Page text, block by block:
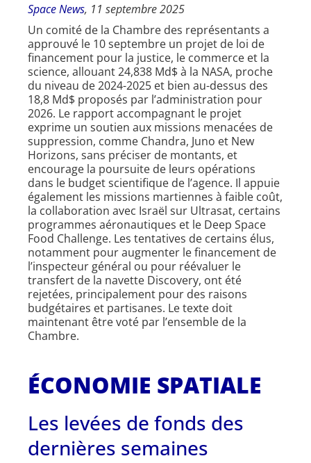
Space News, 11 septembre 2025
Un comité de la Chambre des représentants a
approuvé le 10 septembre un projet de loi de
financement pour la justice, le commerce et la
science, allouant 24,838 Md$ à la NASA, proche
du niveau de 2024-2025 et bien au-dessus des
18,8 Md$ proposés par l’administration pour
2026. Le rapport accompagnant le projet
exprime un soutien aux missions menacées de
suppression, comme Chandra, Juno et New
Horizons, sans préciser de montants, et
encourage la poursuite de leurs opérations
dans le budget scientifique de l’agence. Il appuie
également les missions martiennes à faible coût,
la collaboration avec Israël sur Ultrasat, certains
programmes aéronautiques et le Deep Space
Food Challenge. Les tentatives de certains élus,
notamment pour augmenter le financement de
l’inspecteur général ou pour réévaluer le
transfert de la navette Discovery, ont été
rejetées, principalement pour des raisons
budgétaires et partisanes. Le texte doit
maintenant être voté par l’ensemble de la
Chambre.
ÉCONOMIE SPATIALE
Les levées de fonds des
dernières semaines